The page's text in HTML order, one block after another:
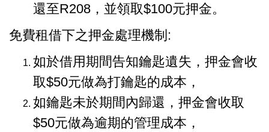
還至R208，並領取$100元押金。
免費租借下之押金處理機制:
如於借用期間告知鑰匙遺失，押金會收
取$50元做為打鑰匙的成本，
如鑰匙未於期間內歸還，押金會收取
$50元做為逾期的管理成本，